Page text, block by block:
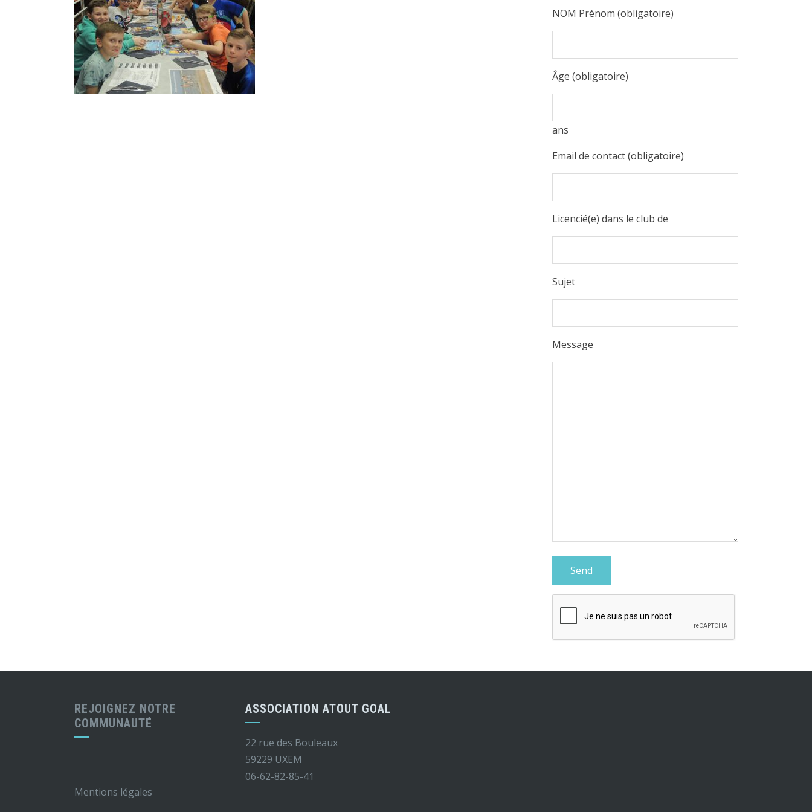
NOM Prénom (obligatoire)
Âge (obligatoire)
ans
Email de contact (obligatoire)
Licencié(e) dans le club de
Sujet
Message
REJOIGNEZ NOTRE
COMMUNAUTÉ
Mentions légales
ASSOCIATION ATOUT GOAL
22 rue des Bouleaux
59229 UXEM
06-62-82-85-41